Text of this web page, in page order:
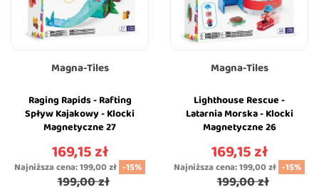
Magna-Tiles
Raging Rapids - Rafting
Spływ Kajakowy - Klocki
Magnetyczne 27
Magna-Tiles
Cena
169,15 zł
Najniższa cena:199,00 zł -15%
199,00 zł
Magna-Tiles
Lighthouse Rescue -
Latarnia Morska - Klocki
Magnetyczne 26
Magna-Tiles
Cena
169,15 zł
Najniższa cena:199,00 zł -15%
199,00 zł